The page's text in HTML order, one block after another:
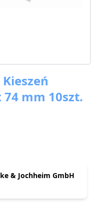
mm 10szt.
& Jochheim GmbH